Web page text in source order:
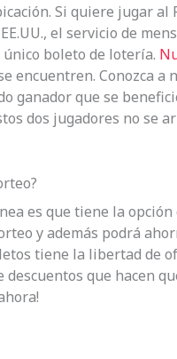
Si quiere jugar
el servicio de
boleto de lotería.
encuentren. Conozca a
ganador que se
dos jugadores no
es que tiene la
y además podrá
tiene la libertad de
que hacen